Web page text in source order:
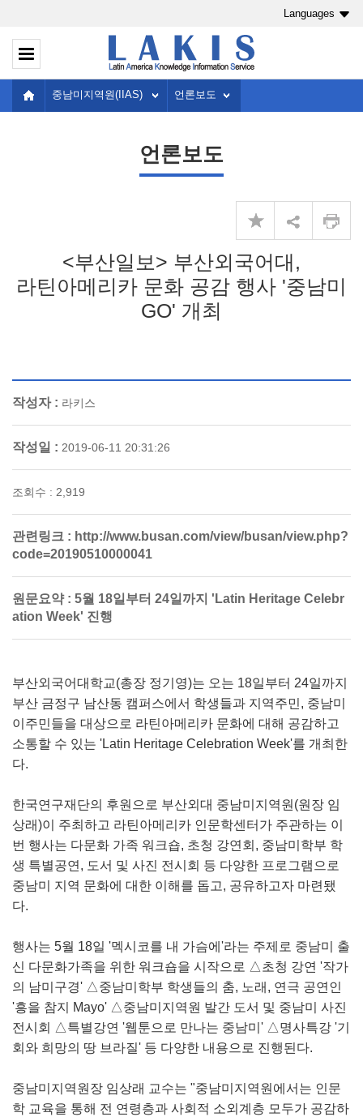
Languages
중남미지역원(IIAS) 언론보도
언론보도
<부산일보> 부산외국어대,
라틴아메리카 문화 공감 행사 '중남미
GO' 개최
작성자 : 라키스
작성일 : 2019-06-11 20:31:26
조회수 : 2,919
관련링크 : http://www.busan.com/view/busan/view.php?
code=20190510000041
원문요약 : 5월 18일부터 24일까지 'Latin Heritage Celebr
ation Week' 진행
부산외국어대학교(총장 정기영)는 오는 18일부터 24일까지
부산 금정구 남산동 캠퍼스에서 학생들과 지역주민, 중남미
이주민들을 대상으로 라틴아메리카 문화에 대해 공감하고
소통할 수 있는 'Latin Heritage Celebration Week'를 개최한
다.
한국연구재단의 후원으로 부산외대 중남미지역원(원장 임
상래)이 주최하고 라틴아메리카 인문학센터가 주관하는 이
번 행사는 다문화 가족 워크숍, 초청 강연회, 중남미학부 학
생 특별공연, 도서 및 사진 전시회 등 다양한 프로그램으로
중남미 지역 문화에 대한 이해를 돕고, 공유하고자 마련됐
다.
행사는 5월 18일 '멕시코를 내 가슴에'라는 주제로 중남미 출
신 다문화가족을 위한 워크숍을 시작으로 △초청 강연 '작가
의 남미구경' △중남미학부 학생들의 춤, 노래, 연극 공연인
'흥을 참지 Mayo' △중남미지역원 발간 도서 및 중남미 사진
전시회 △특별강연 '웹툰으로 만나는 중남미' △명사특강 '기
회와 희망의 땅 브라질' 등 다양한 내용으로 진행된다.
중남미지역원장 임상래 교수는 "중남미지역원에서는 인문
학 교육을 통해 전 연령층과 사회적 소외계층 모두가 공감하